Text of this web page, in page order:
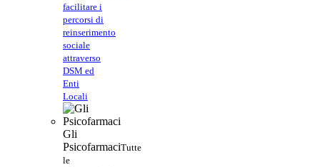
facilitare i
percorsi di
reinserimento
sociale
attraverso
DSM ed
Enti
Locali
Gli
PsicofarmaciTutte
le